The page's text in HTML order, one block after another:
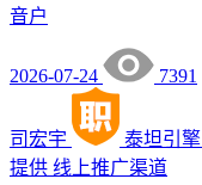
音户
2026-07-24 7391
司宏宇 泰坦引擎
提供 线上推广渠道